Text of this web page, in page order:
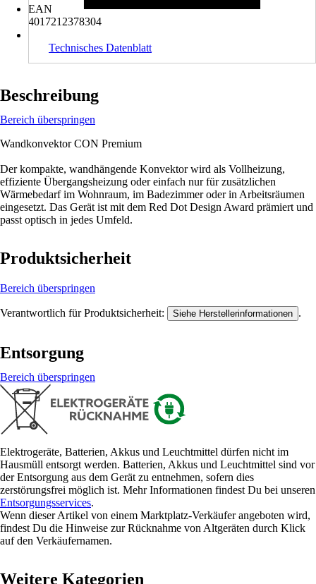
EAN
4017212378304
Technisches Datenblatt
Beschreibung
Bereich überspringen
Wandkonvektor CON Premium
Der kompakte, wandhängende Konvektor wird als Vollheizung,
effiziente Übergangsheizung oder einfach nur für zusätzlichen
Wärmebedarf im Wohnraum, im Badezimmer oder in Arbeitsräumen
eingesetzt. Das Gerät ist mit dem Red Dot Design Award prämiert und
passt optisch in jedes Umfeld.
Produktsicherheit
Bereich überspringen
Verantwortlich für Produktsicherheit: Siehe Herstellerinformationen .
Entsorgung
Bereich überspringen
Elektrogeräte, Batterien, Akkus und Leuchtmittel dürfen nicht im
Hausmüll entsorgt werden. Batterien, Akkus und Leuchtmittel sind vor
der Entsorgung aus dem Gerät zu entnehmen, sofern dies
zerstörungsfrei möglich ist. Mehr Informationen findest Du bei unseren
Entsorgungsservices.
Wenn dieser Artikel von einem Marktplatz-Verkäufer angeboten wird,
findest Du die Hinweise zur Rücknahme von Altgeräten durch Klick
auf den Verkäufernamen.
Weitere Kategorien